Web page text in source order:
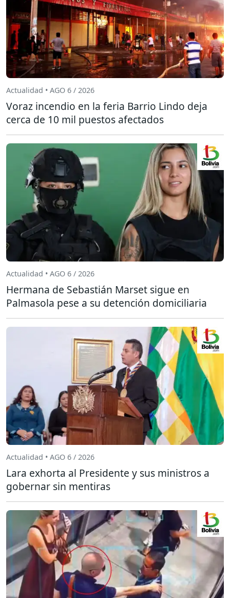
Actualidad • AGO 6 / 2026
Voraz incendio en la feria Barrio Lindo deja
cerca de 10 mil puestos afectados
Actualidad • AGO 6 / 2026
Hermana de Sebastián Marset sigue en
Palmasola pese a su detención domiciliaria
Actualidad • AGO 6 / 2026
Lara exhorta al Presidente y sus ministros a
gobernar sin mentiras